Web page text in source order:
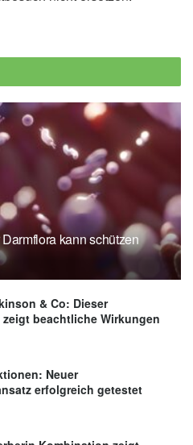
kann schützen
& Co: Dieser
beachtliche Wirkungen
Neuer
erfolgreich getestet